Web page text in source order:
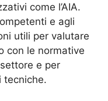
come l’AIA.
e agli
utili per valutare
con le normative
e per
tecniche.